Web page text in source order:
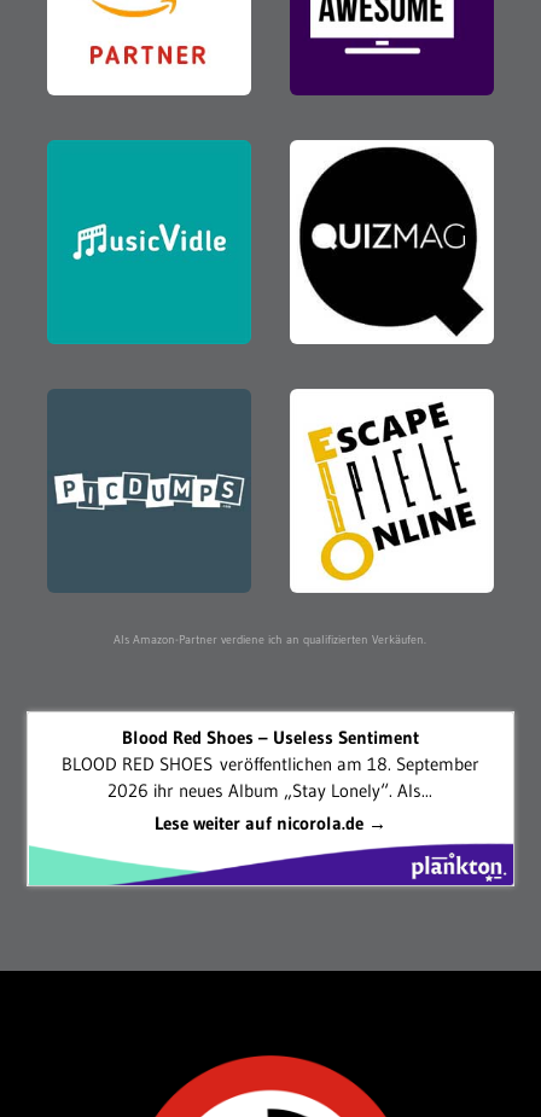
Als Amazon-Partner verdiene ich an qualifizierten Verkäufen.
Blood Red Shoes – Useless Sentiment
BLOOD RED SHOES veröffentlichen am 18. September
2026 ihr neues Album „Stay Lonely“. Als...
Lese weiter auf nicorola.de →